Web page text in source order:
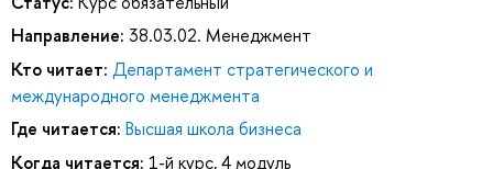
Направление: 38.03.02. Менеджмент
Кто читает: Департамент стратегического и
международного менеджмента
Где читается: Высшая школа бизнеса
Когда читается: 1-й курс, 4 модуль